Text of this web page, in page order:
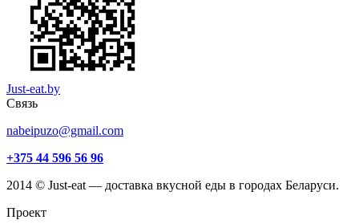
Just-eat.by
Связь
nabeipuzo@gmail.com
+375 44 596 56 96
2014 © Just-eat — доставка вкусной еды в городах Беларуси.
Проект